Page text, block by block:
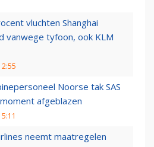
vluchten Shanghai
vanwege tyfoon, ook KLM
Noorse tak SAS
afgeblazen
neemt maatregelen